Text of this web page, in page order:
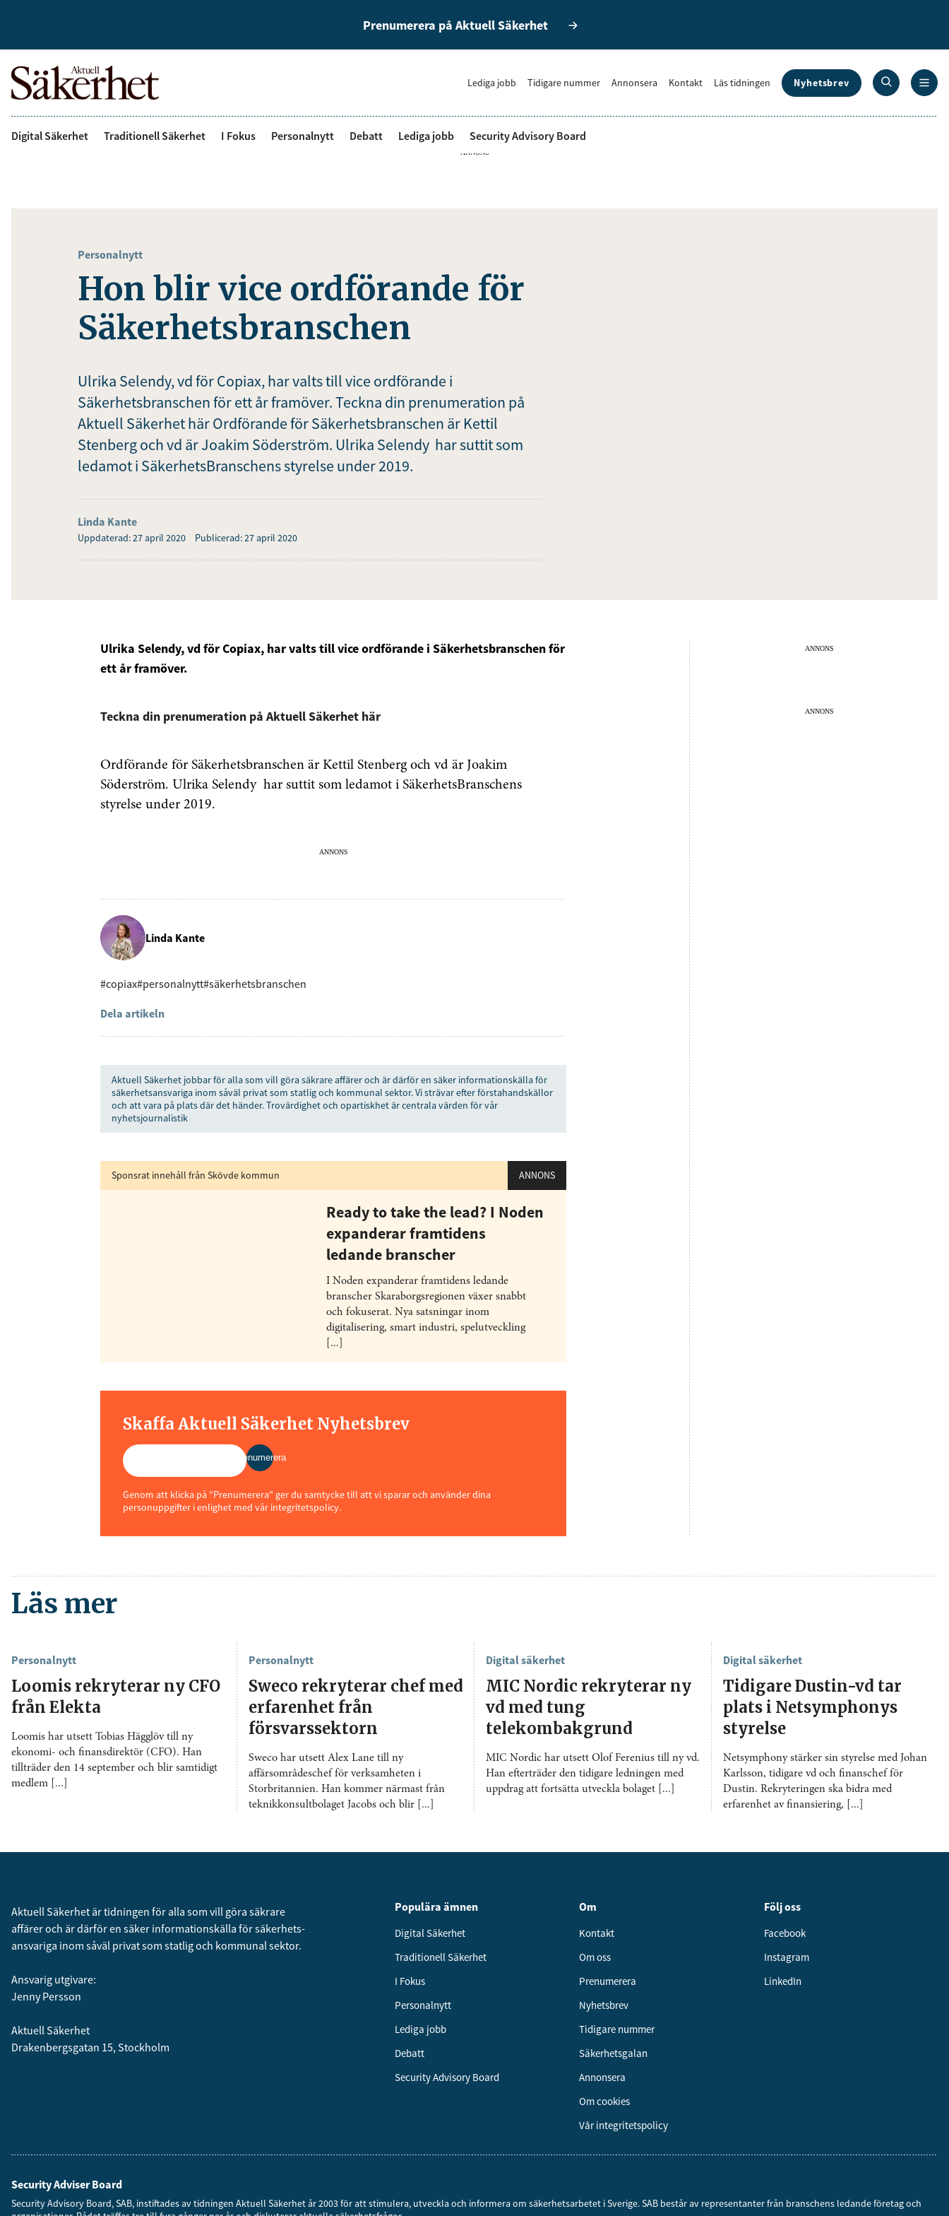
Prenumerera på Aktuell Säkerhet
Lediga jobb Tidigare nummer Annonsera Kontakt Läs tidningen Nyhetsbrev
Digital Säkerhet Traditionell Säkerhet I Fokus Personalnytt Debatt Lediga jobb Security Advisory Board
ANNONS
Personalnytt
Hon blir vice ordförande för
Säkerhetsbranschen
Ulrika Selendy, vd för Copiax, har valts till vice ordförande i
Säkerhetsbranschen för ett år framöver. Teckna din prenumeration på
Aktuell Säkerhet här Ordförande för Säkerhetsbranschen är Kettil
Stenberg och vd är Joakim Söderström. Ulrika Selendy har suttit som
ledamot i SäkerhetsBranschens styrelse under 2019.
Linda Kante
Uppdaterad: 27 april 2020 Publicerad: 27 april 2020
Ulrika Selendy, vd för Copiax, har valts till vice ordförande i Säkerhetsbranschen för
ett år framöver.
Teckna din prenumeration på Aktuell Säkerhet här
Ordförande för Säkerhetsbranschen är Kettil Stenberg och vd är Joakim
Söderström. Ulrika Selendy har suttit som ledamot i SäkerhetsBranschens
styrelse under 2019.
ANNONS
Linda Kante
#copiax#personalnytt#säkerhetsbranschen
Dela artikeln
Aktuell Säkerhet jobbar för alla som vill göra säkrare affärer och är därför en säker informationskälla för
säkerhetsansvariga inom såväl privat som statlig och kommunal sektor. Vi strävar efter förstahandskällor
och att vara på plats där det händer. Trovärdighet och opartiskhet är centrala värden för vår
nyhetsjournalistik
Sponsrat innehåll från Skövde kommun ANNONS
Ready to take the lead? I Noden
expanderar framtidens
ledande branscher
I Noden expanderar framtidens ledande
branscher Skaraborgsregionen växer snabbt
och fokuserat. Nya satsningar inom
digitalisering, smart industri, spelutveckling
[...]
Skaffa Aktuell Säkerhet Nyhetsbrev
Prenumerera
Genom att klicka på "Prenumerera" ger du samtycke till att vi sparar och använder dina
personuppgifter i enlighet med vår integritetspolicy.
ANNONS
ANNONS
Läs mer
Personalnytt
Loomis rekryterar ny CFO
från Elekta
Loomis har utsett Tobias Hägglöv till ny
ekonomi- och finansdirektör (CFO). Han
tillträder den 14 september och blir samtidigt
medlem [...]
Personalnytt
Sweco rekryterar chef med
erfarenhet från
försvarssektorn
Sweco har utsett Alex Lane till ny
affärsområdeschef för verksamheten i
Storbritannien. Han kommer närmast från
teknikkonsultbolaget Jacobs och blir [...]
Digital säkerhet
MIC Nordic rekryterar ny
vd med tung
telekombakgrund
MIC Nordic har utsett Olof Ferenius till ny vd.
Han efterträder den tidigare ledningen med
uppdrag att fortsätta utveckla bolaget [...]
Digital säkerhet
Tidigare Dustin-vd tar
plats i Netsymphonys
styrelse
Netsymphony stärker sin styrelse med Johan
Karlsson, tidigare vd och finanschef för
Dustin. Rekryteringen ska bidra med
erfarenhet av finansiering, [...]
Aktuell Säkerhet är tidningen för alla som vill göra säkrare
affärer och är därför en säker informationskälla för säkerhets­
ansvariga inom såväl privat som statlig och kommunal sektor.
Ansvarig utgivare:
Jenny Persson
Aktuell Säkerhet
Drakenbergsgatan 15, Stockholm
Populära ämnen
Digital Säkerhet
Traditionell Säkerhet
I Fokus
Personalnytt
Lediga jobb
Debatt
Security Advisory Board
Om
Kontakt
Om oss
Prenumerera
Nyhetsbrev
Tidigare nummer
Säkerhetsgalan
Annonsera
Om cookies
Vår integritetspolicy
Följ oss
Facebook
Instagram
LinkedIn
Security Adviser Board
Security Advisory Board, SAB, instiftades av tidningen Aktuell Säkerhet år 2003 för att stimulera, utveckla och informera om säkerhetsarbetet i Sverige. SAB består av representanter från branschens ledande företag och
Få den senaste
säkerhetsinformationen
först
Genom att klicka på "Prenumerera" ger du samtycke till att vi
sparar och använder dina personuppgifter i enlighet med vår